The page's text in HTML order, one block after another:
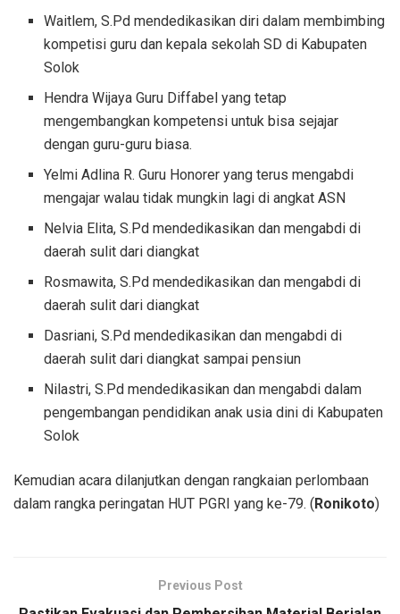
Waitlem, S.Pd mendedikasikan diri dalam membimbing
kompetisi guru dan kepala sekolah SD di Kabupaten
Solok
Hendra Wijaya Guru Diffabel yang tetap
mengembangkan kompetensi untuk bisa sejajar
dengan guru-guru biasa.
Yelmi Adlina R. Guru Honorer yang terus mengabdi
mengajar walau tidak mungkin lagi di angkat ASN
Nelvia Elita, S.Pd mendedikasikan dan mengabdi di
daerah sulit dari diangkat
Rosmawita, S.Pd mendedikasikan dan mengabdi di
daerah sulit dari diangkat
Dasriani, S.Pd mendedikasikan dan mengabdi di
daerah sulit dari diangkat sampai pensiun
Nilastri, S.Pd mendedikasikan dan mengabdi dalam
pengembangan pendidikan anak usia dini di Kabupaten
Solok
Kemudian acara dilanjutkan dengan rangkaian perlombaan
dalam rangka peringatan HUT PGRI yang ke-79. (Ronikoto)
Previous Post